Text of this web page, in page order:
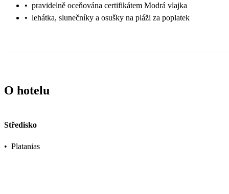
• pravidelně oceňována certifikátem Modrá vlajka
• lehátka, slunečníky a osušky na pláži za poplatek
O hotelu
Středisko
• Platanias